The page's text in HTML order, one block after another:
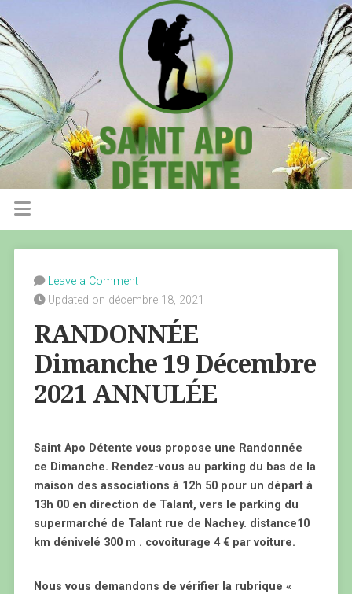
Leave a Comment
Updated on décembre 18, 2021
RANDONNÉE
Dimanche 19 Décembre
2021 ANNULÉE
Saint Apo Détente vous propose une Randonnée
ce Dimanche. Rendez-vous au parking du bas de la
maison des associations à 12h 50 pour un départ à
13h 00 ​en direction de Talant, vers le parking du
supermarché de Talant rue de Nachey. distance10
km dénivelé 300 m . covoiturage 4 € par voiture.
Nous vous demandons de vérifier la rubrique «